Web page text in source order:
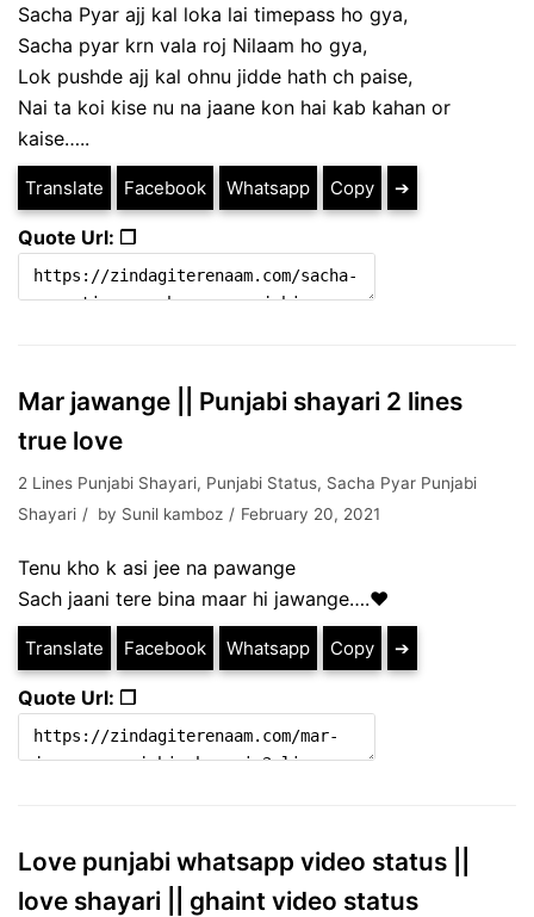
Sacha Pyar ajj kal loka lai timepass ho gya,
Sacha pyar krn vala roj Nilaam ho gya,
Lok pushde ajj kal ohnu jidde hath ch paise,
Nai ta koi kise nu na jaane kon hai kab kahan or
kaise…..
Translate Facebook Whatsapp Copy ➔
Quote Url: ❐
Mar jawange || Punjabi shayari 2 lines
true love
2 Lines Punjabi Shayari, Punjabi Status, Sacha Pyar Punjabi
Shayari
by Sunil kamboz February 20, 2021
Tenu kho k asi jee na pawange
Sach jaani tere bina maar hi jawange….❤
Translate Facebook Whatsapp Copy ➔
Quote Url: ❐
Love punjabi whatsapp video status ||
love shayari || ghaint video status